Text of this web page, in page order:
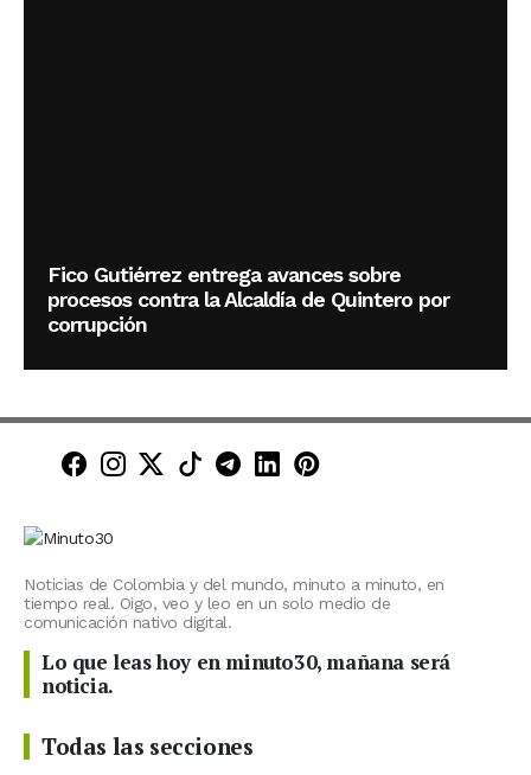
Fico Gutiérrez entrega avances sobre
procesos contra la Alcaldía de Quintero por
corrupción
Minuto30 en Facebook
Minuto30 en Instagram
Minuto30 en X (Twitter)
Minuto30 en TikTok
Canal de Minuto30 en
Minuto30 en LinkedIn
Minuto30 en
Noticias de Colombia y del mundo, minuto a minuto, en
tiempo real. Oigo, veo y leo en un solo medio de
comunicación nativo digital.
Lo que leas hoy en minuto30, mañana será
noticia.
Todas las secciones